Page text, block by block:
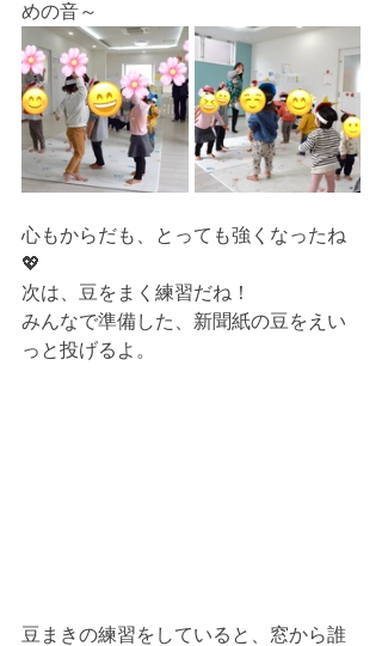
めの音～
心もからだも、とっても強くなったね
💖
次は、豆をまく練習だね！
みんなで準備した、新聞紙の豆をえい
っと投げるよ。
豆まきの練習をしていると、窓から誰